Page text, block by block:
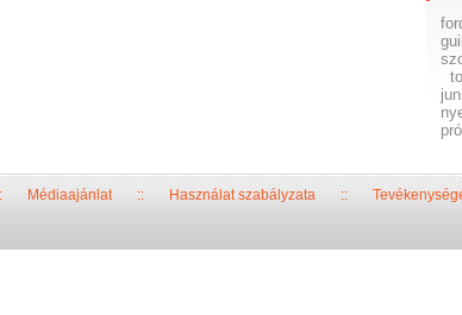
Médiaajánlat::Használat szabályzata::